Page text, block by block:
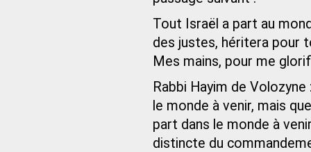
Tout Israël a part au
des justes, héritera pour
Mes mains, pour me
Rabbi Hayim de
le monde à venir, mais
part dans le monde à
distincte du